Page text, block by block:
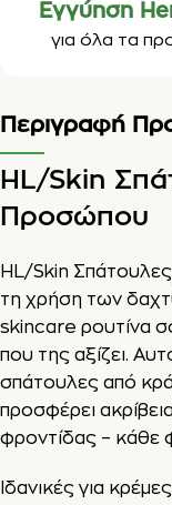
Εγγύηση
για όλα τα
Περιγραφή
HL/Skin
Προσώπου
HL/Skin
τη χρήση των
skincare ρουτίνα
που της αξίζει.
σπάτουλες από
προσφέρει
φροντίδας – κάθε
Ιδανικές για